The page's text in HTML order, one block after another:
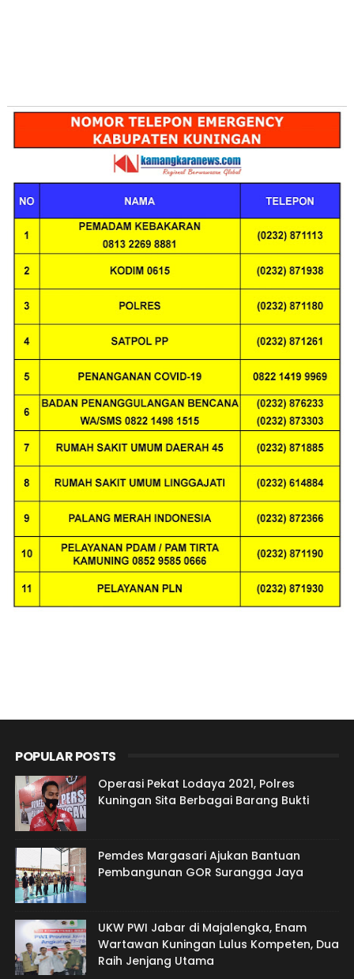
POPULAR POSTS
Operasi Pekat Lodaya 2021, Polres
Kuningan Sita Berbagai Barang Bukti
Pemdes Margasari Ajukan Bantuan
Pembangunan GOR Surangga Jaya
UKW PWI Jabar di Majalengka, Enam
Wartawan Kuningan Lulus Kompeten, Dua
Raih Jenjang Utama